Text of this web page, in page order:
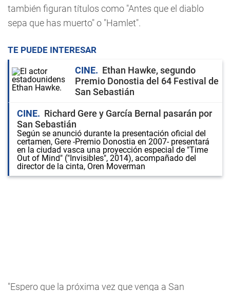
también figuran títulos como "Antes que el diablo
sepa que has muerto" o "Hamlet".
TE PUEDE INTERESAR
CINE
Ethan Hawke, segundo
Premio Donostia del 64 Festival de
San Sebastián
CINE
Richard Gere y García Bernal pasarán por
San Sebastián
Según se anunció durante la presentación oficial del
certamen, Gere -Premio Donostia en 2007- presentará
en la ciudad vasca una proyección especial de "Time
Out of Mind" ("Invisibles", 2014), acompañado del
director de la cinta, Oren Moverman
"Espero que la próxima vez que venga a San